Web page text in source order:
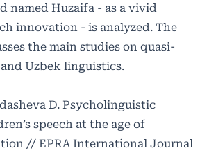
named Huzaifa - as a vivid
innovation - is analyzed. The
the main studies on quasi-
Uzbek linguistics.
D. Psycholinguistic
speech at the age of
// EPRA International Journal